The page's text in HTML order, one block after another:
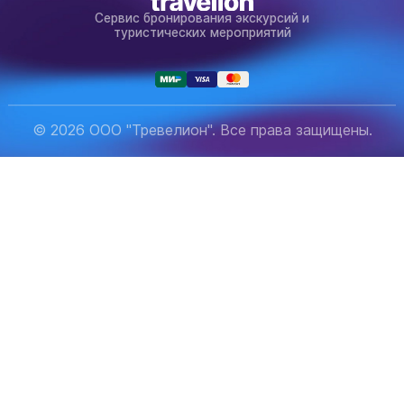
Сервис бронирования экскурсий и
туристических мероприятий
© 2026 ООО "Тревелион". Все права защищены.